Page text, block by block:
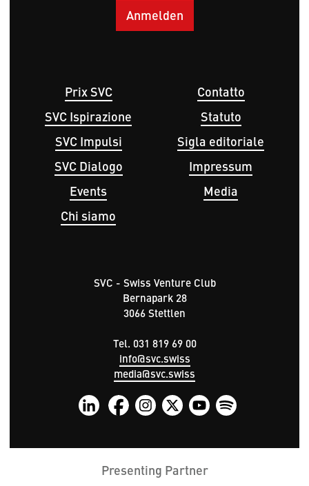
Hauptnavigation
Prix SVC
SVC Ispirazione
SVC Impulsi
SVC Dialogo
Events
Chi siamo
Fußbereichsmenü
Contatto
Statuto
Sigla editoriale
Impressum
Media
SVC - Swiss Venture Club
Bernapark 28
3066 Stettlen
Tel. 031 819 69 00
info@svc.swiss
media@svc.swiss
Presenting Partner